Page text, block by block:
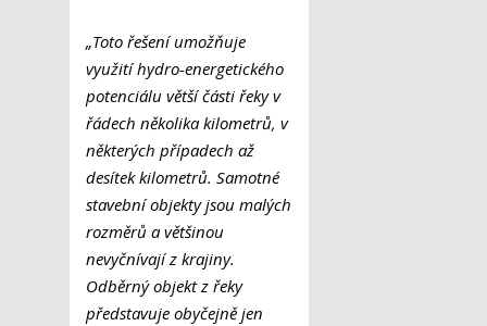
„Toto řešení umožňuje
využití hydro-energetického
potenciálu větší části řeky v
řádech několika kilometrů, v
některých případech až
desítek kilometrů. Samotné
stavební objekty jsou malých
rozměrů a většinou
nevyčnívají z krajiny.
Odběrný objekt z řeky
představuje obyčejně jen